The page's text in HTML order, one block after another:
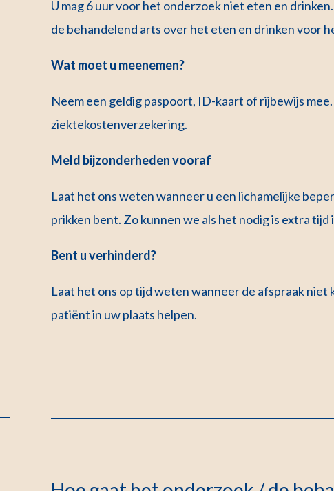
U mag 6 uur voor het onderzoek niet eten en
de behandelend arts over het eten en drinken voor
Wat moet u meenemen?
Neem een geldig paspoort, ID-kaart of rijbewijs
ziektekostenverzekering.
Meld bijzonderheden vooraf
Laat het ons weten wanneer u een lichamelijke
prikken bent. Zo kunnen we als het nodig is extra
Bent u verhinderd?
Laat het ons op tijd weten wanneer de afspraak niet
patiënt in uw plaats helpen.